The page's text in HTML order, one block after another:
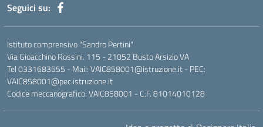
Seguici su:
Istituto comprensivo "Sandro Pertini"
Via Gioacchino Rossini. 115 - 21052 Busto Arsizio VA
Tel 0331683555 - Mail: VAIC858001@istruzione.it - PEC:
VAIC858001@pec.istruzione.it
Codice meccanografico: VAIC858001 - C.F. 81014010128